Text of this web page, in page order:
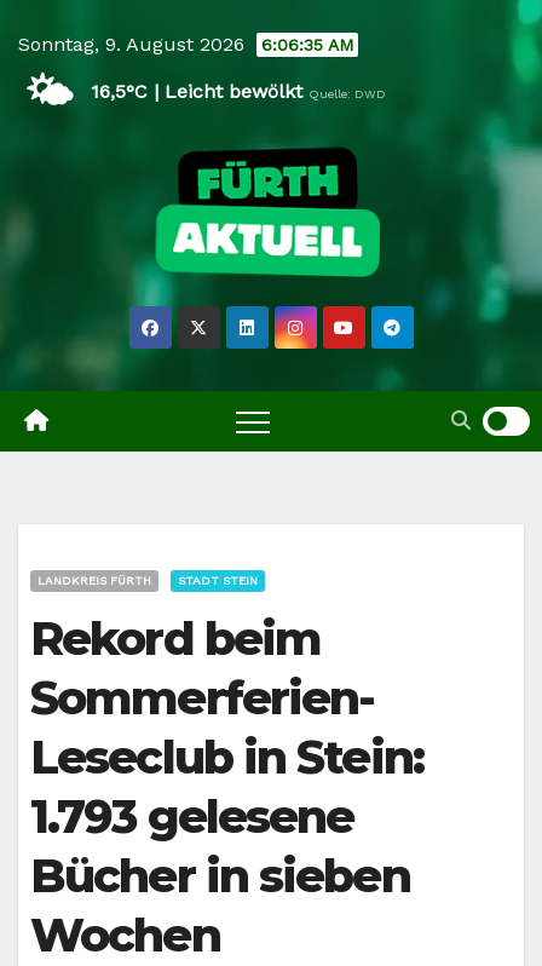
content
Sonntag, 9. August 2026 6:06:36 AM
🌤️ 16,5°C | Leicht bewölkt Quelle: DWD
LANDKREIS FÜRTH STADT STEIN
Rekord beim
Sommerferien-
Leseclub in Stein:
1.793 gelesene
Bücher in sieben
Wochen